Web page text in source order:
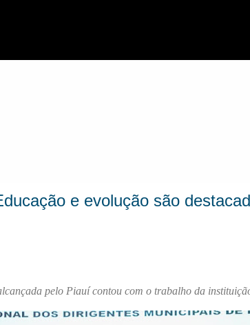
e evolução são
pelo Piauí contou com o trabalho da